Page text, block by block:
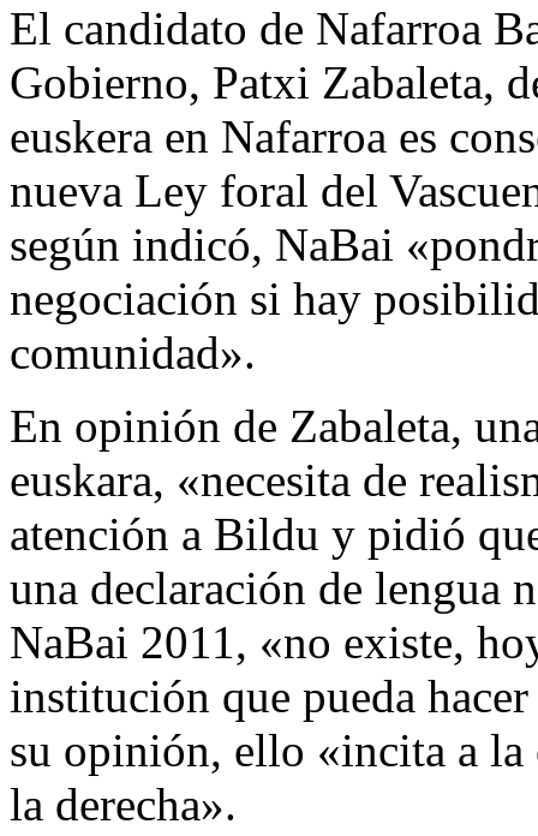
El candidato de Nafarroa
Gobierno, Patxi Zabaleta,
euskera en Nafarroa es
nueva Ley foral del
según indicó, NaBai
negociación si hay
comunidad».
En opinión de Zabaleta,
euskara, «necesita de
atención a Bildu y pidió
una declaración de lengua
NaBai 2011, «no existe,
institución que pueda
su opinión, ello «incita a la
la derecha».